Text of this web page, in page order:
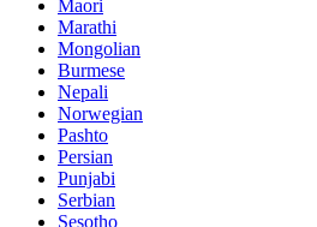
Maori
Marathi
Mongolian
Burmese
Nepali
Norwegian
Pashto
Persian
Punjabi
Serbian
Sesotho